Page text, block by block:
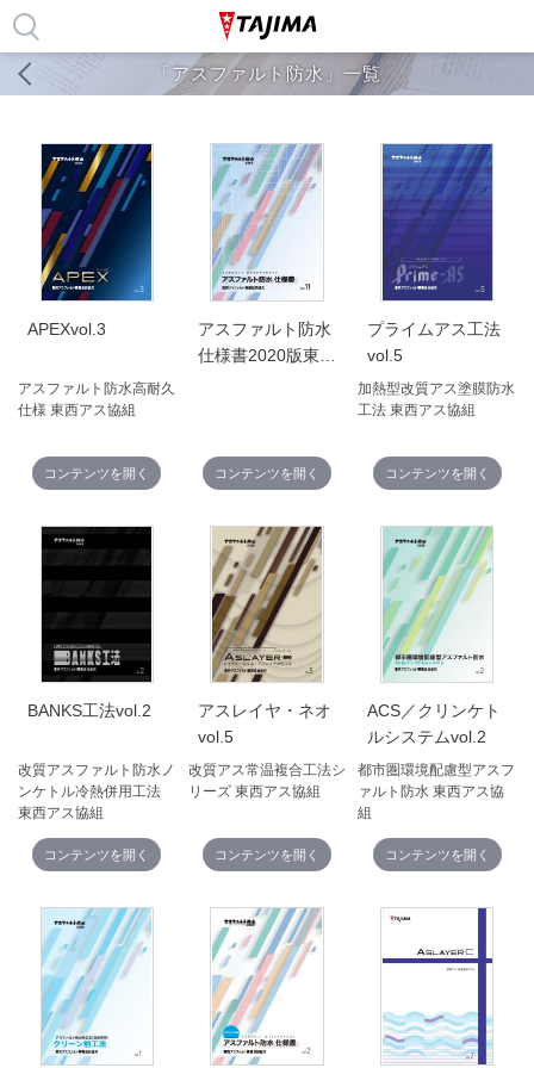
「アスファルト防水」一覧
APEXvol.3
アスファルト防水高耐久
仕様 東西アス協組
コンテンツを開く
アスファルト防水
仕様書2020版東西
コンテンツを開く
プライムアス工法
vol.5
加熱型改質アス塗膜防水
工法 東西アス協組
コンテンツを開く
BANKS工法vol.2
改質アスファルト防水ノ
ンケトル冷熱併用工法
東西アス協組
コンテンツを開く
アスレイヤ・ネオ
vol.5
改質アス常温複合工法シ
リーズ 東西アス協組
コンテンツを開く
ACS／クリンケト
ルシステムvol.2
都市圏環境配慮型アスフ
ァルト防水 東西アス協
組
コンテンツを開く